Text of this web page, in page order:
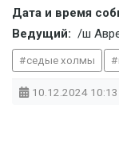
Дата и время
Ведущий: /ш
седые холмы
10.12.2024 10:13